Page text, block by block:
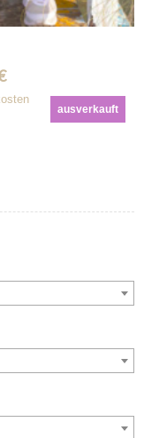
ausverkauft